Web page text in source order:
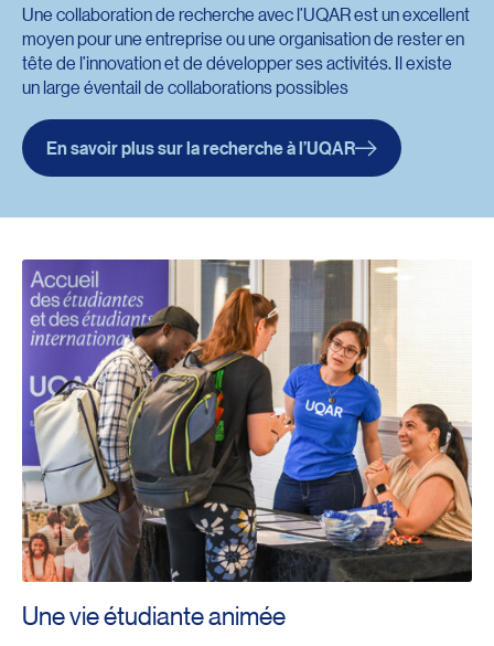
Une collaboration de recherche avec l’UQAR est un excellent
moyen pour une entreprise ou une organisation de rester en
tête de l’innovation et de développer ses activités. Il existe
un large éventail de collaborations possibles
En savoir plus sur la recherche à l’UQAR
Redirection vers l’url : https://www.uqar.ca/recherche/
Une vie étudiante animée